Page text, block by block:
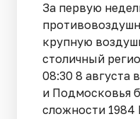
За первую
крупную
столичный
08:30 8 августа
и Подмосковья
сложности